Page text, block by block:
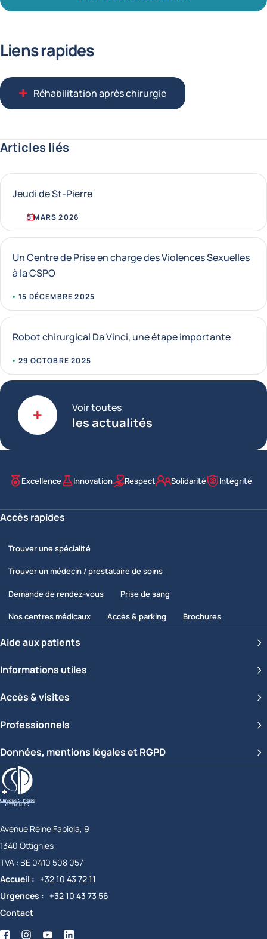
Liens rapides
Réhabilitation après chirurgie
Articles liés
Jeudi de St-Pierre
5 MARS 2026
Un Centre de Prise en charge des Violences Sexuelles
à la CSPO
15 DÉCEMBRE 2025
Robot chirurgical Da Vinci, une étape importante
29 OCTOBRE 2025
Voir toutes
les actualités
Nos valeurs
Excellence Innovation Respect Solidarité Intégrité
Accès rapides
Trouver une spécialité
Trouver un médecin / prestataire de soins
Demande de rendez-vous Prise de sang
Nos centres médicaux Accès & parking Brochures
Aide aux patients
Informations utiles
Accès & visites
Professionnels
Données, mentions légales et RGPD
Clinique Saint-Pierre Ottignies
Avenue Reine Fabiola, 9
1340 Ottignies
Belgique
TVA : BE 0410 508 057
Accueil
+32 10 43 72 11
Urgences
+32 10 43 73 56
Contact